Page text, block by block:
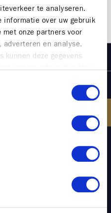
te analyseren.
informatie over uw gebruik
met onze partners voor
adverteren en analyse.
kunnen deze gegevens
basis van uw gebruik van
en gerenommeerd
twijfel primordiaal voor
op zowel korte als
zelf doorgemaakt van
tot gekend
leeftijd begonnen met
Enerzijds was ik erdoor
zag ik er ook al snel de